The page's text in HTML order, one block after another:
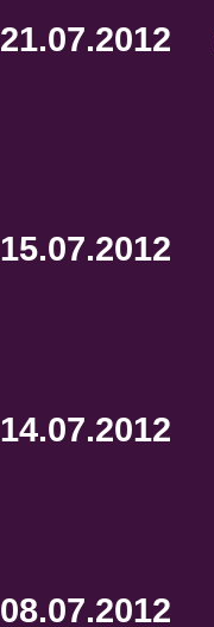
21.07.2012
15.07.2012
14.07.2012
08.07.2012